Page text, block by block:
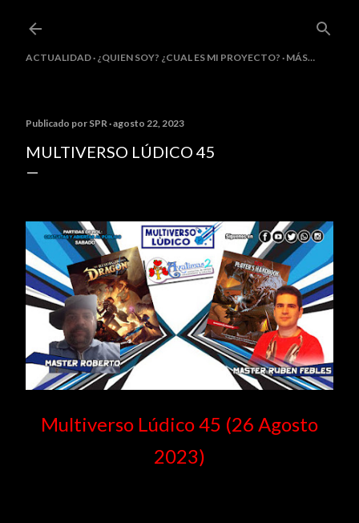
ACTUALIDAD ¿QUIEN SOY? ¿CUAL ES MI PROYECTO? MÁS…
Publicado por SPR agosto 22, 2023
MULTIVERSO LÚDICO 45
Multiverso Lúdico 45 (26 Agosto
2023)